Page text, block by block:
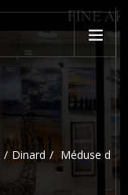
Dinard
Méduse d